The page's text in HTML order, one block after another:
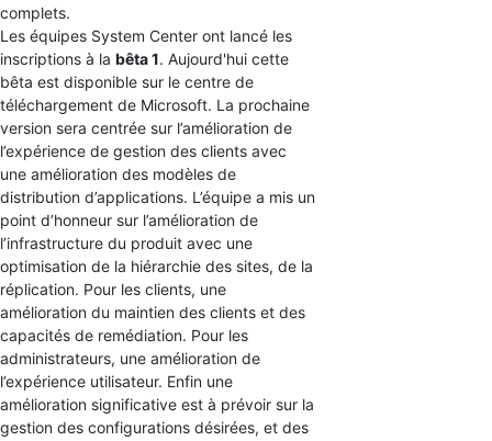
complets.
Les équipes System Center ont lancé les
inscriptions à la bêta 1. Aujourd'hui cette
bêta est disponible sur le centre de
téléchargement de Microsoft. La prochaine
version sera centrée sur l’amélioration de
l’expérience de gestion des clients avec
une amélioration des modèles de
distribution d’applications. L’équipe a mis un
point d’honneur sur l’amélioration de
l’infrastructure du produit avec une
optimisation de la hiérarchie des sites, de la
réplication. Pour les clients, une
amélioration du maintien des clients et des
capacités de remédiation. Pour les
administrateurs, une amélioration de
l’expérience utilisateur. Enfin une
amélioration significative est à prévoir sur la
gestion des configurations désirées, et des